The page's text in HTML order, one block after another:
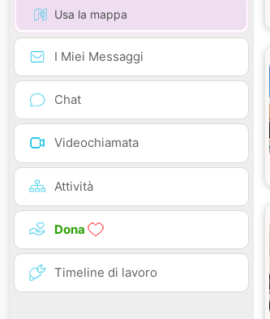
Usa la mappa
I Miei Messaggi
Chat
Videochiamata
Attività
Dona
Timeline di lavoro